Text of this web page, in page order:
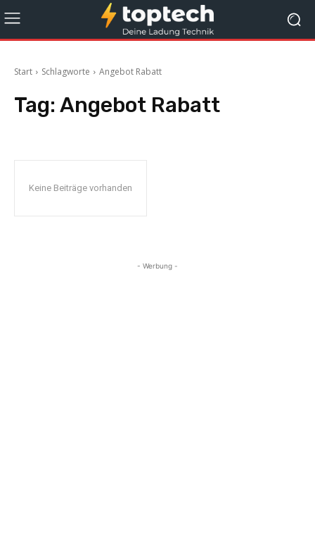
Start Schlagworte Angebot Rabatt
Tag: Angebot Rabatt
Keine Beiträge vorhanden
- Werbung -